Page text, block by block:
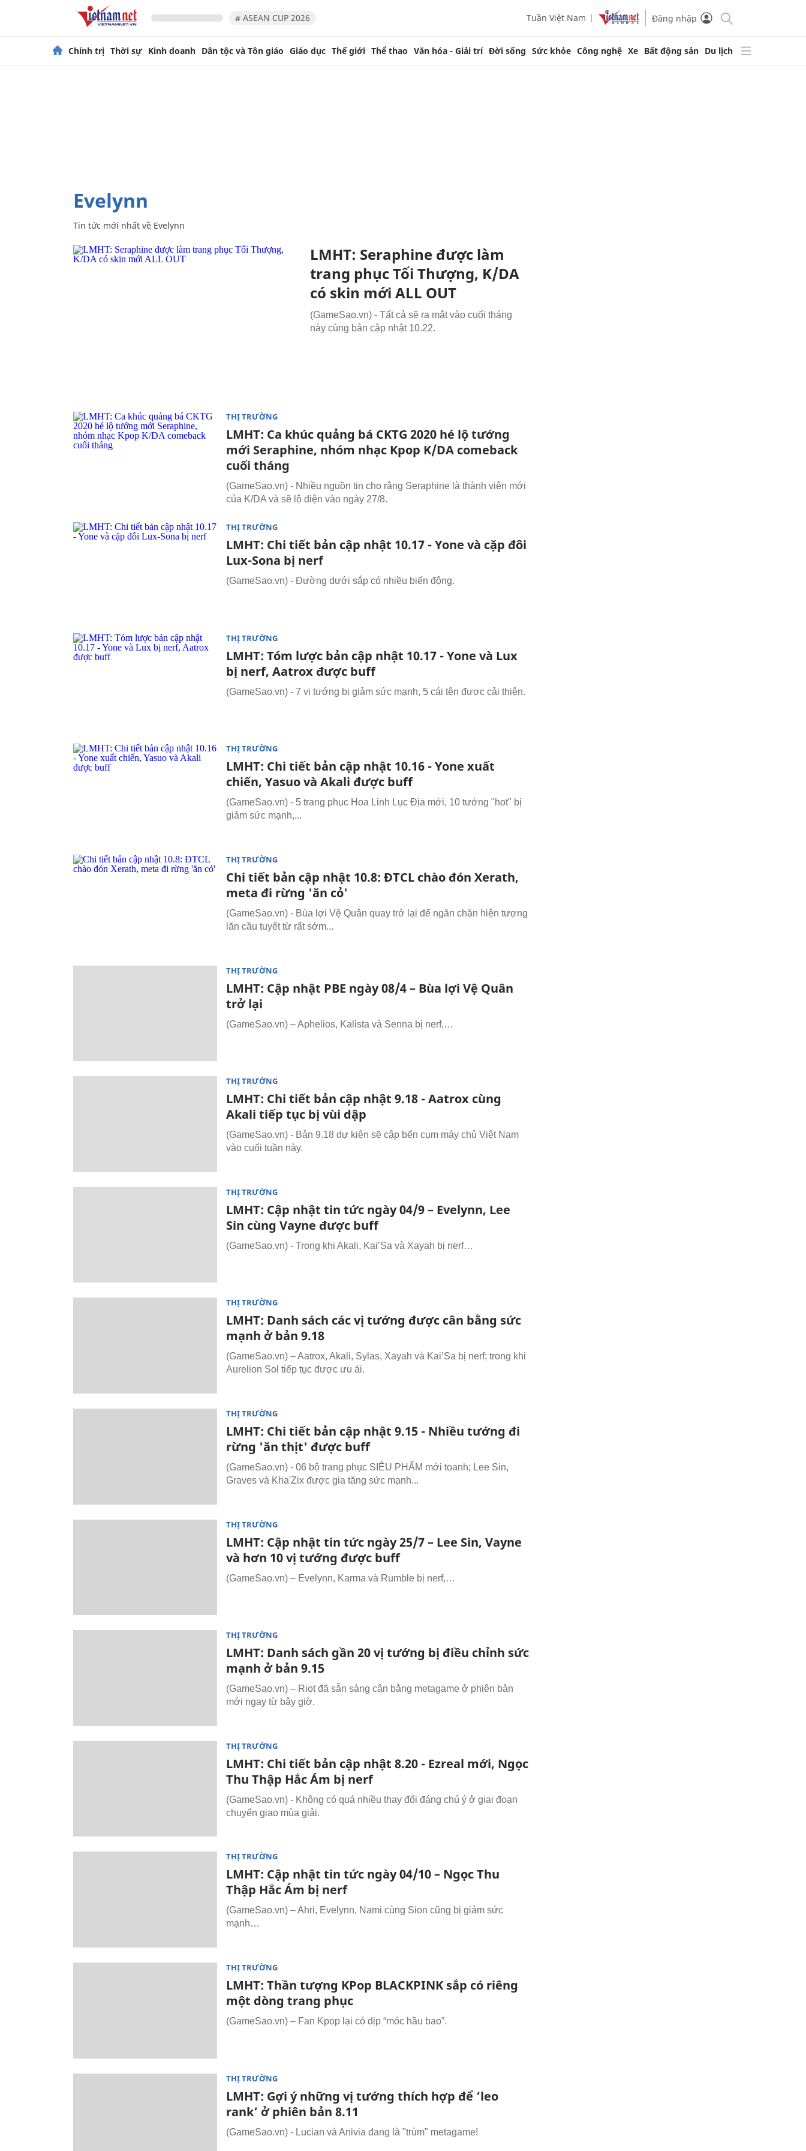
# ASEAN CUP 2026 Tuần Việt Nam Đăng nhập
Chính trị Thời sự Kinh doanh Dân tộc và Tôn giáo Giáo dục Thế giới Thể thao Văn hóa - Giải trí Đời sống Sức khỏe Công nghệ Xe Bất động sản Du lịch
Evelynn
Tin tức mới nhất về Evelynn
LMHT: Seraphine được làm
trang phục Tối Thượng, K/DA
có skin mới ALL OUT
(GameSao.vn) - Tất cả sẽ ra mắt vào cuối tháng
này cùng bản cập nhật 10.22.
THỊ TRƯỜNG
LMHT: Ca khúc quảng bá CKTG 2020 hé lộ tướng
mới Seraphine, nhóm nhạc Kpop K/DA comeback
cuối tháng
(GameSao.vn) - Nhiều nguồn tin cho rằng Seraphine là thành viên mới
của K/DA và sẽ lộ diện vào ngày 27/8.
THỊ TRƯỜNG
LMHT: Chi tiết bản cập nhật 10.17 - Yone và cặp đôi
Lux-Sona bị nerf
(GameSao.vn) - Đường dưới sắp có nhiều biến động.
THỊ TRƯỜNG
LMHT: Tóm lược bản cập nhật 10.17 - Yone và Lux
bị nerf, Aatrox được buff
(GameSao.vn) - 7 vị tướng bị giảm sức mạnh, 5 cái tên được cải thiện.
THỊ TRƯỜNG
LMHT: Chi tiết bản cập nhật 10.16 - Yone xuất
chiến, Yasuo và Akali được buff
(GameSao.vn) - 5 trang phục Hoa Linh Lục Địa mới, 10 tướng "hot" bị
giảm sức mạnh,...
THỊ TRƯỜNG
Chi tiết bản cập nhật 10.8: ĐTCL chào đón Xerath,
meta đi rừng 'ăn cỏ'
(GameSao.vn) - Bùa lợi Vệ Quân quay trở lại để ngăn chặn hiện tượng
lăn cầu tuyết từ rất sớm...
THỊ TRƯỜNG
LMHT: Cập nhật PBE ngày 08/4 – Bùa lợi Vệ Quân
trở lại
(GameSao.vn) – Aphelios, Kalista và Senna bị nerf,…
THỊ TRƯỜNG
LMHT: Chi tiết bản cập nhật 9.18 - Aatrox cùng
Akali tiếp tục bị vùi dập
(GameSao.vn) - Bản 9.18 dự kiên sẽ cập bến cụm máy chủ Việt Nam
vào cuối tuần này.
THỊ TRƯỜNG
LMHT: Cập nhật tin tức ngày 04/9 – Evelynn, Lee
Sin cùng Vayne được buff
(GameSao.vn) - Trong khi Akali, Kai’Sa và Xayah bị nerf…
THỊ TRƯỜNG
LMHT: Danh sách các vị tướng được cân bằng sức
mạnh ở bản 9.18
(GameSao.vn) – Aatrox, Akali, Sylas, Xayah và Kai’Sa bị nerf; trong khi
Aurelion Sol tiếp tục được ưu ái.
THỊ TRƯỜNG
LMHT: Chi tiết bản cập nhật 9.15 - Nhiều tướng đi
rừng 'ăn thịt' được buff
(GameSao.vn) - 06 bộ trang phục SIÊU PHẨM mới toanh; Lee Sin,
Graves và Kha'Zix được gia tăng sức mạnh...
THỊ TRƯỜNG
LMHT: Cập nhật tin tức ngày 25/7 – Lee Sin, Vayne
và hơn 10 vị tướng được buff
(GameSao.vn) – Evelynn, Karma và Rumble bị nerf,…
THỊ TRƯỜNG
LMHT: Danh sách gần 20 vị tướng bị điều chỉnh sức
mạnh ở bản 9.15
(GameSao.vn) – Riot đã sẵn sàng cân bằng metagame ở phiên bản
mới ngay từ bây giờ.
THỊ TRƯỜNG
LMHT: Chi tiết bản cập nhật 8.20 - Ezreal mới, Ngọc
Thu Thập Hắc Ám bị nerf
(GameSao.vn) - Không có quá nhiều thay đổi đáng chú ý ở giai đoạn
chuyển giao mùa giải.
THỊ TRƯỜNG
LMHT: Cập nhật tin tức ngày 04/10 – Ngọc Thu
Thập Hắc Ám bị nerf
(GameSao.vn) – Ahri, Evelynn, Nami cùng Sion cũng bị giảm sức
mạnh…
THỊ TRƯỜNG
LMHT: Thần tượng KPop BLACKPINK sắp có riêng
một dòng trang phục
(GameSao.vn) – Fan Kpop lại có dịp “móc hầu bao”.
THỊ TRƯỜNG
LMHT: Gợi ý những vị tướng thích hợp để ‘leo
rank’ ở phiên bản 8.11
(GameSao.vn) - Lucian và Anivia đang là "trùm" metagame!